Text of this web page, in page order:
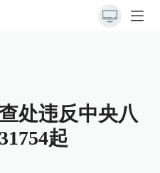
处违反中央八
起